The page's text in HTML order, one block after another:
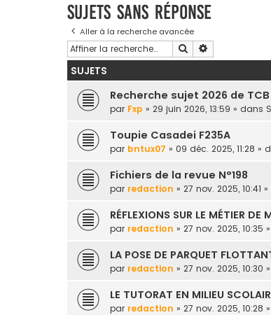
Sujets sans réponse
Aller à la recherche avancée
Rechercher
SUJETS
Recherche sujet 2026 de
par Fxp » 29 juin 2026, 13:59 » dans
Toupie Casadei F235A
par bntux07 » 09 déc. 2025, 11:28 »
Fichiers de la revue N°198
par redaction » 27 nov. 2025, 10:41
RÉFLEXIONS SUR LE MÉTIER DE
par redaction » 27 nov. 2025, 10:35
LA POSE DE PARQUET
par redaction » 27 nov. 2025, 10:30
LE TUTORAT EN MILIEU
par redaction » 27 nov. 2025, 10:28